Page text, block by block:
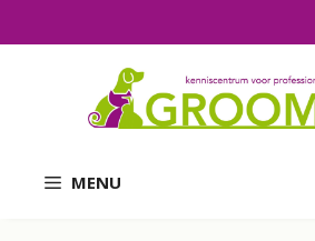
naar
MENU